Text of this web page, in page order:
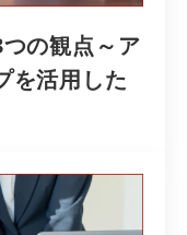
の観点～ア
を活用した